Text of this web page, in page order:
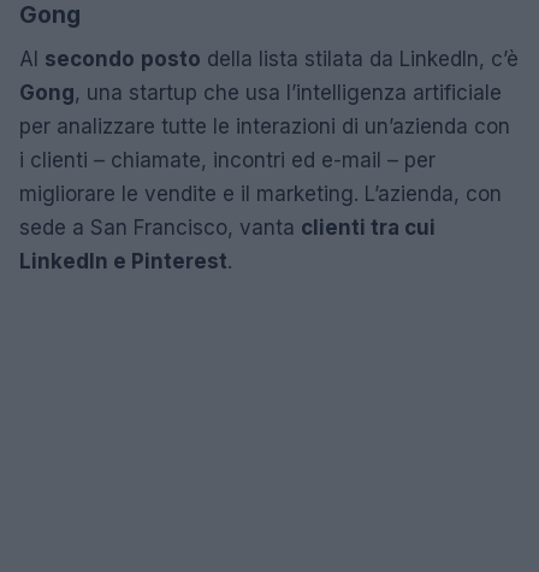
Gong
Al secondo posto della lista stilata da LinkedIn, c’è
Gong, una startup che usa l’intelligenza artificiale
per analizzare tutte le interazioni di un’azienda con
i clienti – chiamate, incontri ed e-mail – per
migliorare le vendite e il marketing. L’azienda, con
sede a San Francisco, vanta clienti tra cui
LinkedIn e Pinterest.